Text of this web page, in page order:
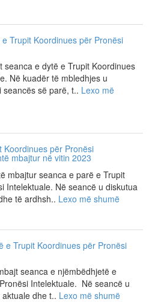
Trupit Koordinues për Pronësi
seanca e dytë e Trupit Koordinues
Në kuadër të mbledhjes u
së parë, t.. Lexo më
Koordinues për Pronësi
mbajtur në vitin 2023
mbajtur seanca e parë e Trupit
Intelektuale. Në seancë u diskutua
të ardhsh.. Lexo më shumë
e Trupit Koordinues për Pronësi
seanca e njëmbëdhjetë e
Intelektuale. Në seancë u
dhe t.. Lexo më shumë